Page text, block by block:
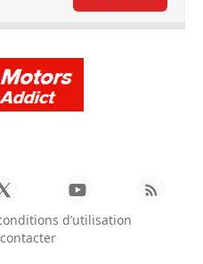
d’utilisation